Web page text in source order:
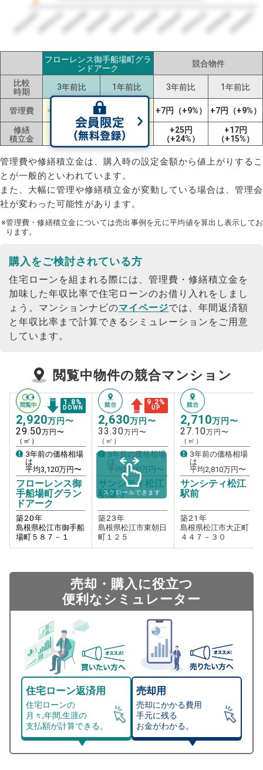
2023/072023/112024/032024/072024/112025/032025/072025/112026/032026/07
フローレンス御手船場町グラ
ンドアーク
競合物件
比較
時期
3年前比 1年前比 3年前比 1年前比
管理費 -2円（-1%）
（+8%）
+7円（+9%） +7円（+9%）
修繕
積立金
+59円
（+74%）
-3円（-2%）
+25円
（+24%）
+17円
（+15%）
管理費や修繕積立金は、購入時の設定金額から値上がりするこ
とが一般的といわれています。
また、大幅に管理や修繕積立金が変動している場合は、管理会
社が変わった可能性があります。
※管理費・修繕積立金については売出事例を元に平均値を算出し表示してお
ります。
購入をご検討されている方
住宅ローンを組まれる際には、管理費・修繕積立金を
加味した年収比率で住宅ローンのお借り入れをしまし
ょう。 マンションナビのマイページでは、年間返済額
と年収比率まで計算できるシミュレーションをご用意
しています。
閲覧中物件の競合マンション
1.8%
DOWN
2,920万円〜
29.50万円〜
（㎡）
3年前の価格相場
は
平均3,120万円〜
フローレンス御
手船場町グラン
ドアーク
築20年
島根県松江市御手船
場町５８７－１
9.2%
UP
2,630万円〜
33.30万円〜
（㎡）
3年前の価格相場
は
平均2,500万円〜
サンシティ松江
駅通り
築23年
島根県松江市東朝日
町１２５
2,710万円〜
27.10万円〜
（㎡）
3年前の価格相場
は
平均2,810万円〜
サンシティ松江
駅前
築21 年
島根県松江市大正町
４４７－３０
スクロールできます
売却・購入に役立つ
便利なシミュレーター
住宅ローン返済用
住宅ローンの
月々,年間,生涯の
支払額が計算できる。
売却用
売却にかかる費用
手元に残る
お金がわかる。
総支払額シミュレーション
マンション売却シミュレーター